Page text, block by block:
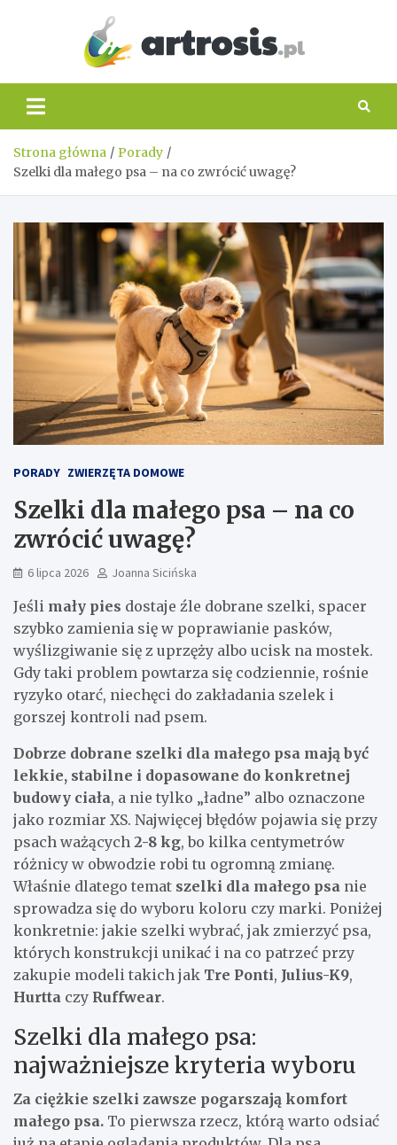
Strona główna
Porady
Szelki dla małego psa – na co zwrócić uwagę?
PORADY ZWIERZĘTA DOMOWE
Szelki dla małego psa – na co
zwrócić uwagę?
6 lipca 2026 Joanna Sicińska
Jeśli mały pies dostaje źle dobrane szelki, spacer
szybko zamienia się w poprawianie pasków,
wyślizgiwanie się z uprzęży albo ucisk na mostek.
Gdy taki problem powtarza się codziennie, rośnie
ryzyko otarć, niechęci do zakładania szelek i
gorszej kontroli nad psem.
Dobrze dobrane szelki dla małego psa mają być
lekkie, stabilne i dopasowane do konkretnej
budowy ciała, a nie tylko „ładne” albo oznaczone
jako rozmiar XS. Najwięcej błędów pojawia się przy
psach ważących 2-8 kg, bo kilka centymetrów
różnicy w obwodzie robi tu ogromną zmianę.
Właśnie dlatego temat szelki dla małego psa nie
sprowadza się do wyboru koloru czy marki. Poniżej
konkretnie: jakie szelki wybrać, jak zmierzyć psa,
których konstrukcji unikać i na co patrzeć przy
zakupie modeli takich jak Tre Ponti, Julius-K9,
Hurtta czy Ruffwear.
Szelki dla małego psa:
najważniejsze kryteria wyboru
Za ciężkie szelki zawsze pogarszają komfort
małego psa. To pierwsza rzecz, którą warto odsiać